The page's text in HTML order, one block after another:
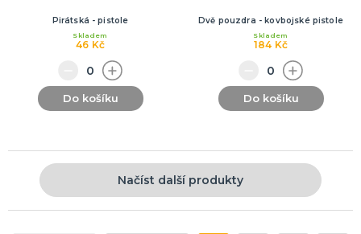
Pirátská - pistole
46 Kč
Skladem
Do košíku
Dvě pouzdra - kovbojské pistole
184 Kč
Skladem
Do košíku
Načíst další produkty